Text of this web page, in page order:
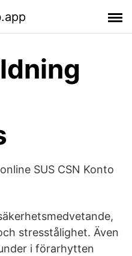
SUS CSN Konto
stresstålighet. Även
i förarhytten